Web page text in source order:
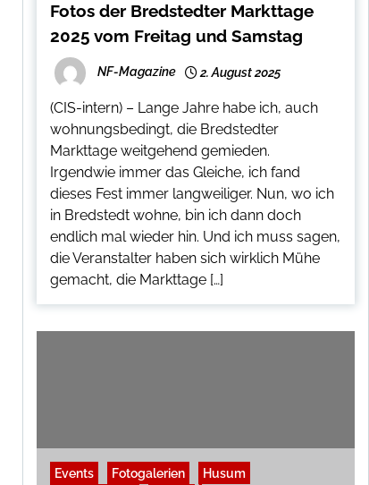
Fotos der Bredstedter Markttage
2025 vom Freitag und Samstag
NF-Magazine 2. August 2025
(CIS-intern) – Lange Jahre habe ich, auch
wohnungsbedingt, die Bredstedter
Markttage weitgehend gemieden.
Irgendwie immer das Gleiche, ich fand
dieses Fest immer langweiliger. Nun, wo ich
in Bredstedt wohne, bin ich dann doch
endlich mal wieder hin. Und ich muss sagen,
die Veranstalter haben sich wirklich Mühe
gemacht, die Markttage […]
Events Fotogalerien Husum